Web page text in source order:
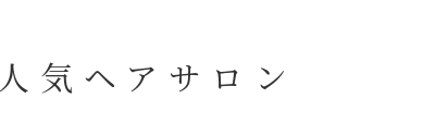
人気ヘアサロン